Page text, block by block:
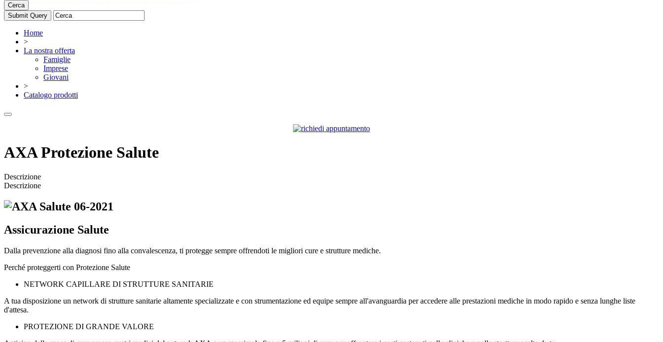
Cerca
Home
>
La nostra offerta
Famiglie
Imprese
Giovani
>
Catalogo prodotti
AXA Protezione Salute
Descrizione
Descrizione
Assicurazione Salute
Dalla prevenzione alla diagnosi fino alla convalescenza, ti protegge sempre offrendoti le migliori cure e strutture mediche.
Perché proteggerti con Protezione Salute
NETWORK CAPILLARE DI STRUTTURE SANITARIE
A tua disposizione un network di strutture sanitarie altamente specializzate e con strumentazione ed equipe sempre all'avanguardia per accedere alle prestazioni mediche in modo rapido e senza lunghe liste
d'attesa.
PROTEZIONE DI GRANDE VALORE